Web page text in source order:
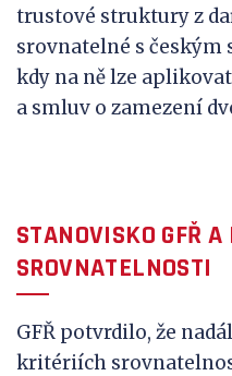
trustové struktury z
srovnatelné s českým
kdy na ně lze
a smluv o zamezení
STANOVISKO GFŘ
SROVNATELNOSTI
GFŘ potvrdilo, že
kritériích